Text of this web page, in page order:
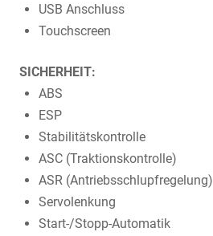
USB Anschluss
Touchscreen
SICHERHEIT:
ABS
ESP
Stabilitätskontrolle
ASC (Traktionskontrolle)
ASR (Antriebsschlupfregelung)
Servolenkung
Start-/Stopp-Automatik